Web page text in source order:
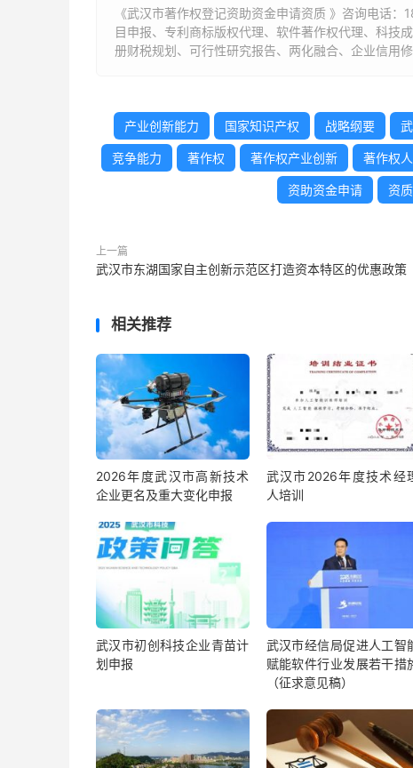
《武汉市著作权登记资助资金申请资质 》咨询电话：
目申报、专利商标版权代理、软件著作权代理、科技
册财税规划、可行性研究报告、两化融合、企业信用修
产业创新能力 国家知识产权 战略纲要
竞争能力 著作权 著作权产业创新 著作权人
资助资金申请 资质
上一篇
武汉市东湖国家自主创新示范区打造资本特区的优惠政策
相关推荐
2026年度武汉市高新技术
企业更名及重大变化申报
武汉市2026年度技术经
人培训
武汉市初创科技企业青苗计
划申报
武汉市经信局促进人工智
赋能软件行业发展若干措
（征求意见稿）